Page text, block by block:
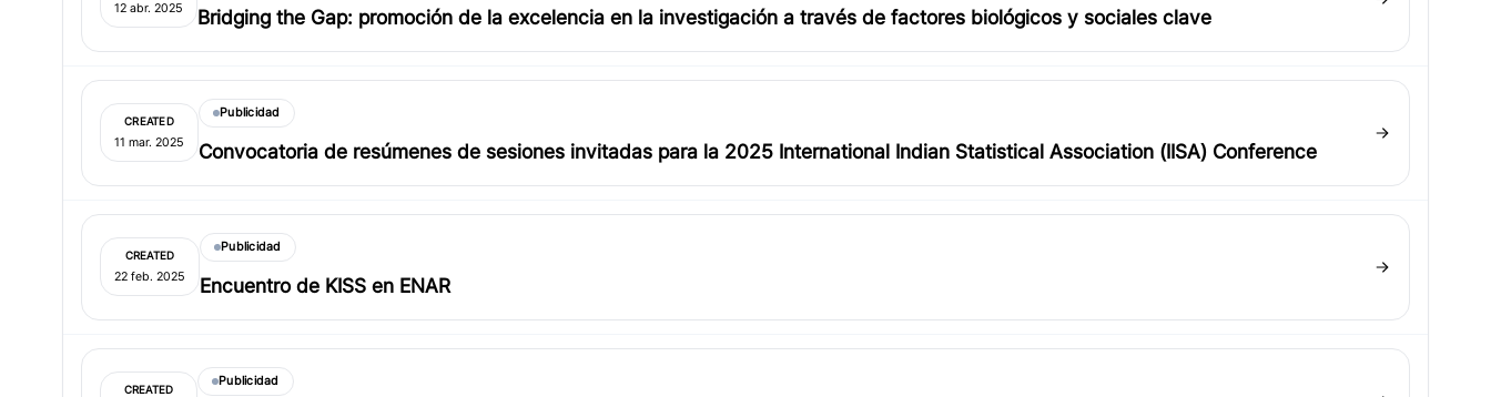
12 abr. 2025 Bridging the Gap: promoción de la excelencia en la investigación a través de factores biológicos y sociales clave
CREATED
11 mar. 2025
Publicidad
Convocatoria de resúmenes de sesiones invitadas para la 2025 International Indian Statistical Association (IISA) Conference
CREATED
22 feb. 2025
Publicidad
Encuentro de KISS en ENAR
CREATED
Publicidad